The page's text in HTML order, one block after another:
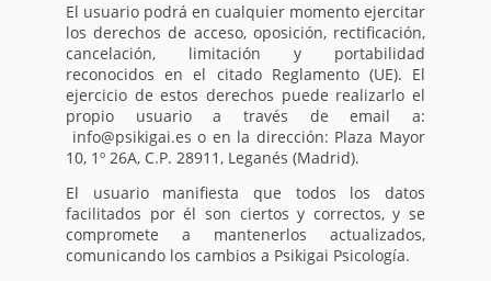
El usuario podrá en cualquier momento ejercitar
los derechos de acceso, oposición, rectificación,
cancelación, limitación y portabilidad
reconocidos en el citado Reglamento (UE). El
ejercicio de estos derechos puede realizarlo el
propio usuario a través de email a:
info@psikigai.es o en la dirección: Plaza Mayor
10, 1º 26A, C.P. 28911, Leganés (Madrid).
El usuario manifiesta que todos los datos
facilitados por él son ciertos y correctos, y se
compromete a mantenerlos actualizados,
comunicando los cambios a Psikigai Psicología.